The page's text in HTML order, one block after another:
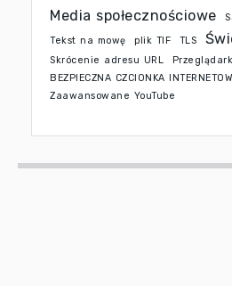
Media społecznościowe
Tekst na mowę
plik TIF TLS
Skrócenie adresu URL
BEZPIECZNA CZCIONKA
Zaawansowane YouTube